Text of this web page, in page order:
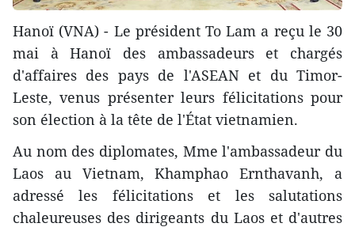
Hanoï (VNA) - Le président To Lam a reçu le 30
mai à Hanoï des ambassadeurs et chargés
d'affaires des pays de l'ASEAN et du Timor-
Leste, venus présenter leurs félicitations pour
son élection à la tête de l'État vietnamien.
Au nom des diplomates, Mme l'ambassadeur du
Laos au Vietnam, Khamphao Ernthavanh, a
adressé les félicitations et les salutations
chaleureuses des dirigeants du Laos et d'autres